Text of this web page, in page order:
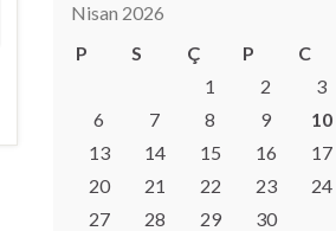
Nisan 2026
P
S Ç P C
1
2 3
6
7 8 9 10
13
14 15 16 17
20
21 22 23 24
27
28 29
30